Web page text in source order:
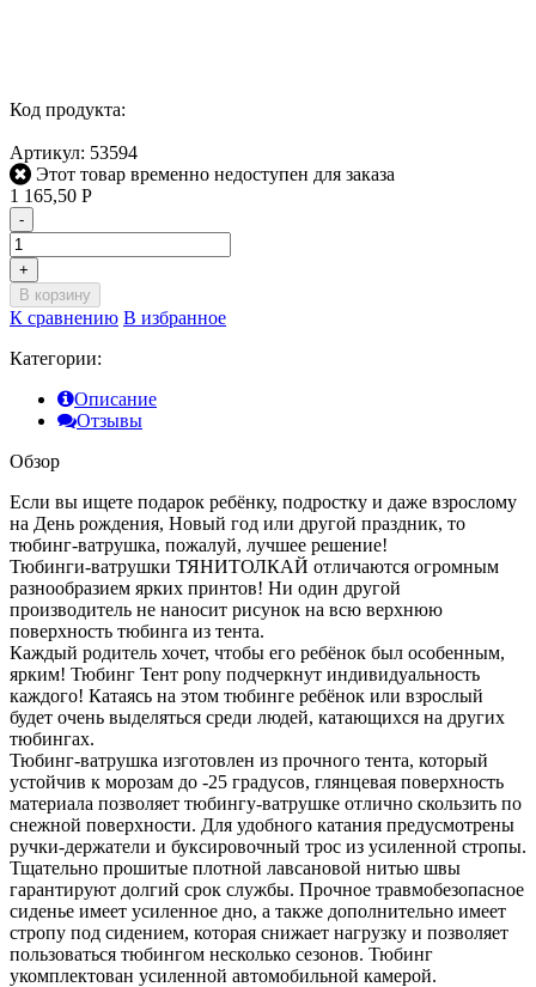
Код продукта:
Артикул: 53594
Этот товар временно недоступен для заказа
1 165,50 Р
-
+
В корзину
К сравнению В избранное
Категории:
Описание
Отзывы
Обзор
Если вы ищете подарок ребёнку, подростку и даже взрослому
на День рождения, Новый год или другой праздник, то
тюбинг-ватрушка, пожалуй, лучшее решение!
Тюбинги-ватрушки ТЯНИТОЛКАЙ отличаются огромным
разнообразием ярких принтов! Ни один другой
производитель не наносит рисунок на всю верхнюю
поверхность тюбинга из тента.
Каждый родитель хочет, чтобы его ребёнок был особенным,
ярким! Тюбинг Тент pony подчеркнут индивидуальность
каждого! Катаясь на этом тюбинге ребёнок или взрослый
будет очень выделяться среди людей, катающихся на других
тюбингах.
Тюбинг-ватрушка изготовлен из прочного тента, который
устойчив к морозам до -25 градусов, глянцевая поверхность
материала позволяет тюбингу-ватрушке отлично скользить по
снежной поверхности. Для удобного катания предусмотрены
ручки-держатели и буксировочный трос из усиленной стропы.
Тщательно прошитые плотной лавсановой нитью швы
гарантируют долгий срок службы. Прочное травмобезопасное
сиденье имеет усиленное дно, а также дополнительно имеет
стропу под сидением, которая снижает нагрузку и позволяет
пользоваться тюбингом несколько сезонов. Тюбинг
укомплектован усиленной автомобильной камерой.